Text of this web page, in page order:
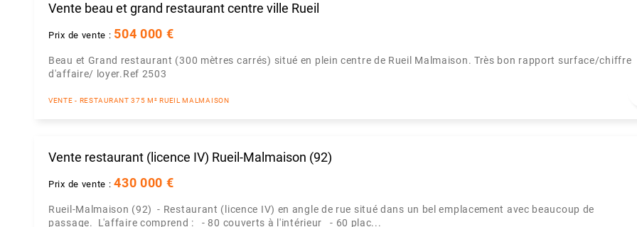
Vente beau et grand restaurant centre ville Rueil
Prix de vente : 504 000 €
Beau et Grand restaurant (300 mètres carrés) situé en plein centre de Rueil Malmaison. Très bon rapport surface/chiffre
d'affaire/ loyer.Ref 2503
VENTE - RESTAURANT 375 M² RUEIL MALMAISON
Vente restaurant (licence IV) Rueil-Malmaison (92)
Prix de vente :430 000 €
Rueil-Malmaison (92) - Restaurant (licence IV) en angle de rue situé dans un bel emplacement avec beaucoup de
passage. L'affaire comprend : - 80 couverts à l'intérieur - 60 plac...